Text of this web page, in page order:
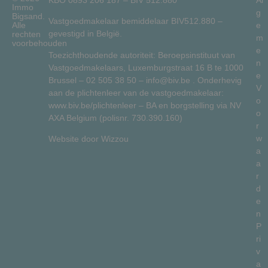
Immo
Bigsand.
Alle
rechten
voorbehouden
Vastgoedmakelaar bemiddelaar BIV512.880 –
gevestigd in België.
Toezichthoudende autoriteit: Beroepsinstituut van
Vastgoedmakelaars, Luxemburgstraat 16 B te 1000
Brussel – 02 505 38 50 – info@biv.be . Onderhevig
aan de plichtenleer van de vastgoedmakelaar:
www.biv.be/plichtenleer – BA en borgstelling via NV
AXA Belgium (polisnr. 730.390.160)
Website door Wizzou
g
e
m
e
n
e
V
o
o
r
w
a
a
r
d
e
n
P
ri
v
a